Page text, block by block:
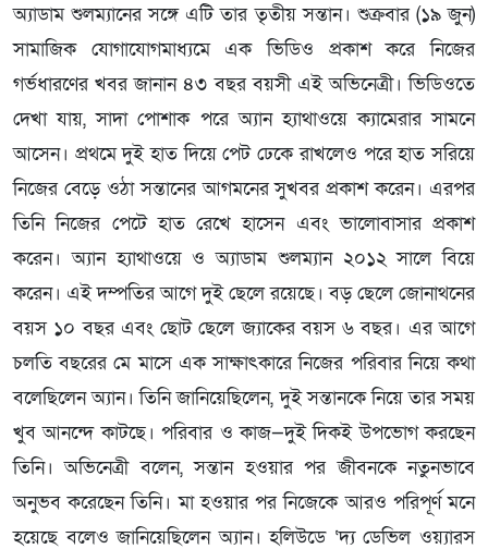
অ্যাডাম শুলম্যানের সঙ্গে এটি তার তৃতীয় সন্তান। শুক্রবার (১৯ জুন)
সামাজিক যোগাযোগমাধ্যমে এক ভিডিও প্রকাশ করে নিজের
গর্ভধারণের খবর জানান ৪৩ বছর বয়সী এই অভিনেত্রী। ভিডিওতে
দেখা যায়, সাদা পোশাক পরে অ্যান হ্যাথাওয়ে ক্যামেরার সামনে
আসেন। প্রথমে দুই হাত দিয়ে পেট ঢেকে রাখলেও পরে হাত সরিয়ে
নিজের বেড়ে ওঠা সন্তানের আগমনের সুখবর প্রকাশ করেন। এরপর
তিনি নিজের পেটে হাত রেখে হাসেন এবং ভালোবাসার প্রকাশ
করেন। অ্যান হ্যাথাওয়ে ও অ্যাডাম শুলম্যান ২০১২ সালে বিয়ে
করেন। এই দম্পতির আগে দুই ছেলে রয়েছে। বড় ছেলে জোনাথনের
বয়স ১০ বছর এবং ছোট ছেলে জ্যাকের বয়স ৬ বছর। এর আগে
চলতি বছরের মে মাসে এক সাক্ষাৎকারে নিজের পরিবার নিয়ে কথা
বলেছিলেন অ্যান। তিনি জানিয়েছিলেন, দুই সন্তানকে নিয়ে তার সময়
খুব আনন্দে কাটছে। পরিবার ও কাজ—দুই দিকই উপভোগ করছেন
তিনি। অভিনেত্রী বলেন, সন্তান হওয়ার পর জীবনকে নতুনভাবে
অনুভব করেছেন তিনি। মা হওয়ার পর নিজেকে আরও পরিপূর্ণ মনে
হয়েছে বলেও জানিয়েছিলেন অ্যান। হলিউডে ‘দ্য ডেভিল ওয়্যারস